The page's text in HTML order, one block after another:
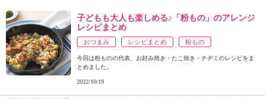
子どもも大人も楽しめる♪「粉もの」のアレンジ
レシピまとめ
おつまみ レシピまとめ 粉もの
今回は粉ものの代表、お好み焼き・たこ焼き・チヂミのレシピをま
とめました。
2022/10/19